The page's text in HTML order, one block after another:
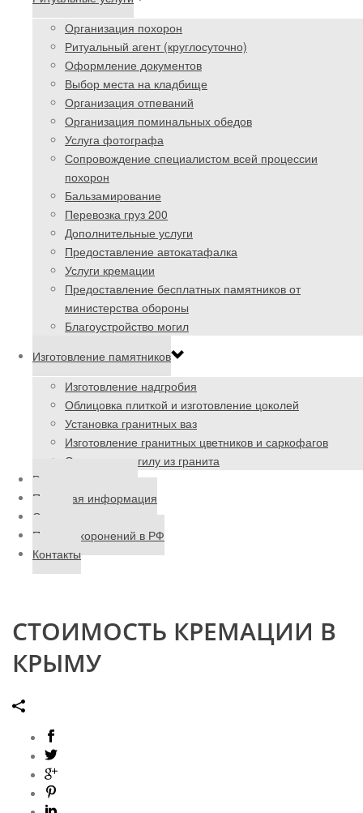
Организация похорон
Ритуальный агент (круглосуточно)
Оформление документов
Выбор места на кладбище
Организация отпеваний
Организация поминальных обедов
Услуга фотографа
Сопровождение специалистом всей процессии
похорон
Бальзамирование
Перевозка груз 200
Дополнительные услуги
Предоставление автокатафалка
Услуги кремации
Предоставление бесплатных памятников от
министерства обороны
Благоустройство могил
Изготовление памятников
Изготовление надгробия
Облицовка плиткой и изготовление цоколей
Установка гранитных ваз
Изготовление гранитных цветников и саркофагов
Ограда на могилу из гранита
Ритуальные товары
Полезная информация
Отзывы
Поиск захоронений в РФ
Контакты
СТОИМОСТЬ КРЕМАЦИИ В
КРЫМУ